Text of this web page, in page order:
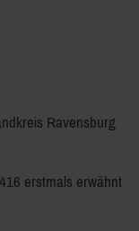
Ravensburg
erstmals erwähnt